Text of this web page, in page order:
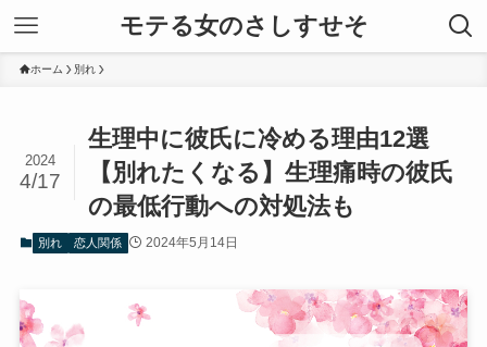
モテる女のさしすせそ
ホーム 別れ
生理中に彼氏に冷める理由12選
【別れたくなる】生理痛時の彼氏
の最低行動への対処法も
2024
4/17
別れ 恋人関係 2024年5月14日